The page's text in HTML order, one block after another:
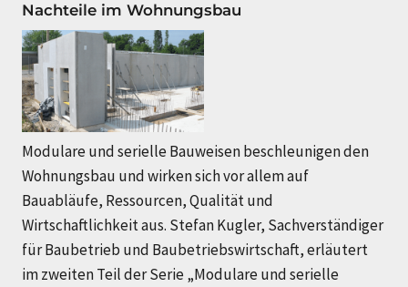
Nachteile im Wohnungsbau
Modulare und serielle Bauweisen beschleunigen den
Wohnungsbau und wirken sich vor allem auf
Bauabläufe, Ressourcen, Qualität und
Wirtschaftlichkeit aus. Stefan Kugler, Sachverständiger
für Baubetrieb und Baubetriebswirtschaft, erläutert
im zweiten Teil der Serie „Modulare und serielle